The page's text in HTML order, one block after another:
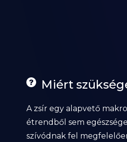
Miért
A zsír egy alapvető
étrendből sem
szívódnak fel